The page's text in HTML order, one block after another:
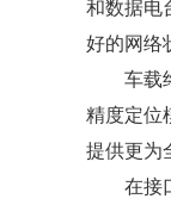
和数据电
好的网络
车载终
精度定位
提供更为
在接口